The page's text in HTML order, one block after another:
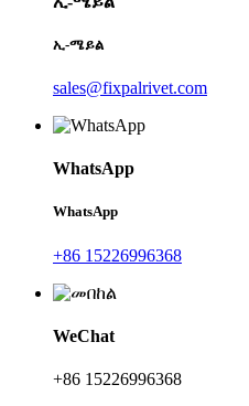
ኢ-ሜይል
sales@fixpalrivet.com
WhatsApp
WhatsApp
+86 15226996368
WeChat
+86 15226996368